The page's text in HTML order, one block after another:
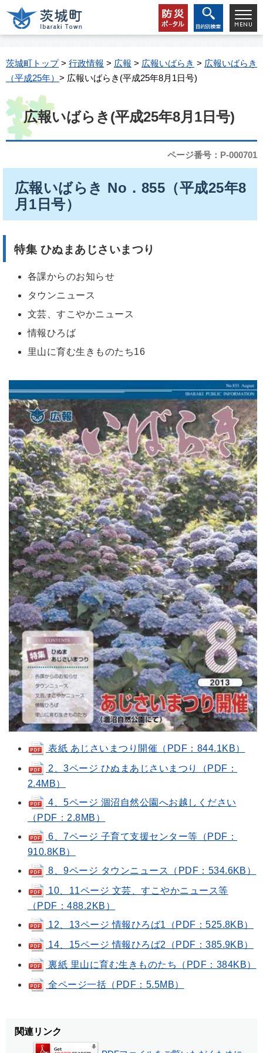
茨城町トップ> 行政情報 > 広報 > 広報いばらき > 広報いばらき
（平成25年） > 広報いばらき(平成25年8月1日号)
広報いばらき(平成25年8月1日号)
ページ番号：P-000701
広報いばらき No．855（平成25年8
月1日号）
特集 ひぬまあじさいまつり
各課からのお知らせ
タウンニュース
文芸、すこやかニュース
情報ひろば
里山に育む生きものたち16
表紙 あじさいまつり開催（PDF：844.1KB）
2、3ページ ひぬまあじさいまつり（PDF：
2.4MB）
4、5ページ 涸沼自然公園へお越しください
（PDF：2.8MB）
6、7ページ 子育て支援センター等（PDF：
910.8KB）
8、9ページ タウンニュース（PDF：534.6KB）
10、11ページ 文芸、すこやかニュース等
（PDF：488.2KB）
12、13ページ 情報ひろば1（PDF：525.8KB）
14、15ページ 情報ひろば2（PDF：385.9KB）
裏紙 里山に育む生きものたち（PDF：384KB）
全ページ一括（PDF：5.5MB）
関連リンク